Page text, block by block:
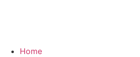
Home